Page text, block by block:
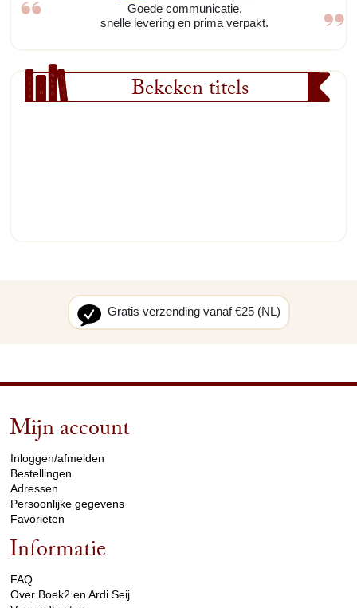
Goede communicatie,
snelle levering en prima verpakt.
Bekeken titels
Gratis verzending vanaf €25 (NL)
Mijn account
Inloggen/afmelden
Bestellingen
Adressen
Persoonlijke gegevens
Favorieten
Informatie
FAQ
Over Boek2 en Ardi Seij